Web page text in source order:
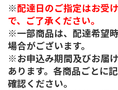
※配達日のご指定はお受
で、ご了承ください。
※一部商品は、配達希望
場合がございます。
※お申込み期間及びお届
あります。各商品ごとに
確認ください。